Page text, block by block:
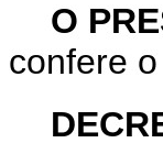
O
confere